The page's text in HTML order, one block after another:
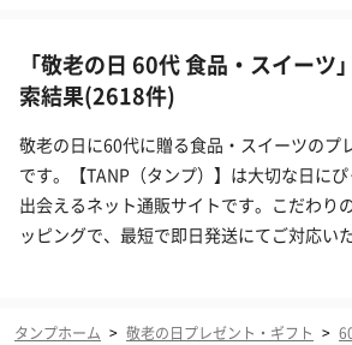
「敬老の日 60代 食品・スイーツ
索結果(2618件)
敬老の日に60代に贈る食品・スイーツのプ
です。【TANP（タンプ）】は大切な日に
出会えるネット通販サイトです。こだわり
ッピングで、最短で即日発送にてご対応い
タンプホーム > 敬老の日プレゼント・ギフト >